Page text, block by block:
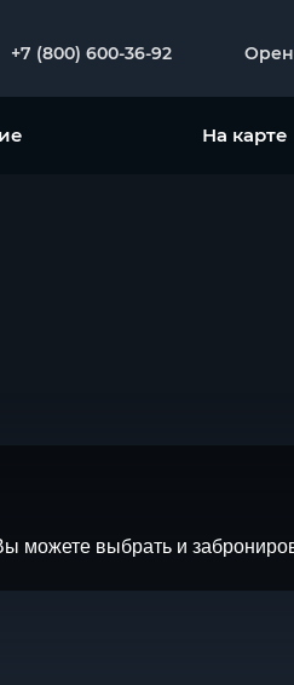
+7 (800) 600-36-92
На карте
можете выбрать и